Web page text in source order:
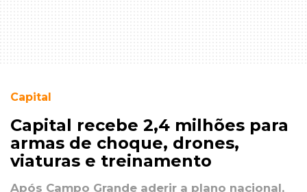
Capital
Capital recebe 2,4 milhões para
armas de choque, drones,
viaturas e treinamento
Após Campo Grande aderir a plano nacional,